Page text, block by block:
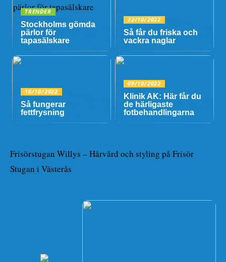
TRENDER
Stockholms gömda
pärlor för
tapasälskare
22/10/2022
Så får du friska och
vackra naglar
16/10/2022
Så fungerar
fettfrysning
09/10/2022
Klinik AK: Här får du
de härligaste
fotbehandlingarna
Frisörstugan Willys – Hårvård och styling på Frisör
Stugan i Västerås